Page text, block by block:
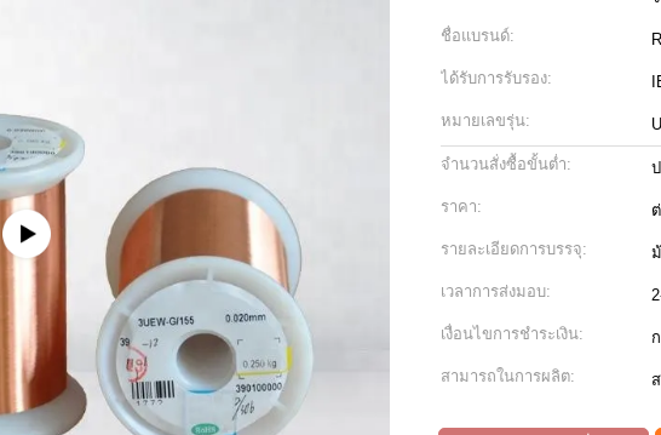
ชื่อแบรนด์:
ได้รับการรับรอง:
หมายเลขรุ่น:
จำนวนสั่งซื้อขั้นต่ำ:
ราคา:
รายละเอียดการบรรจุ:
เวลาการส่งมอบ:
เงื่อนไขการชำระเงิน:
สามารถในการผลิต: